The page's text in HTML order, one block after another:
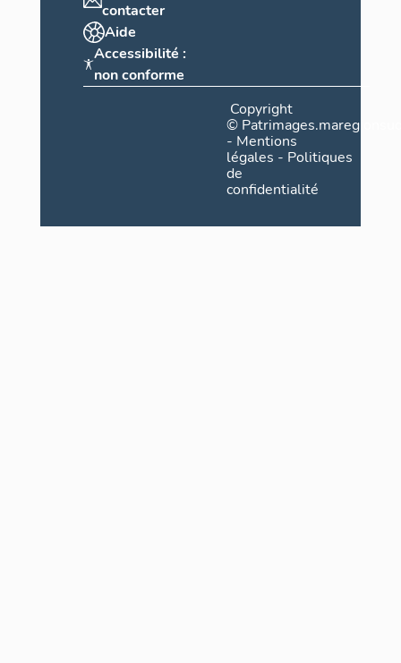
contacter
Aide
Accessibilité :
non conforme
Copyright
©
- Mentions
légales - Politiques
de
confidentialité